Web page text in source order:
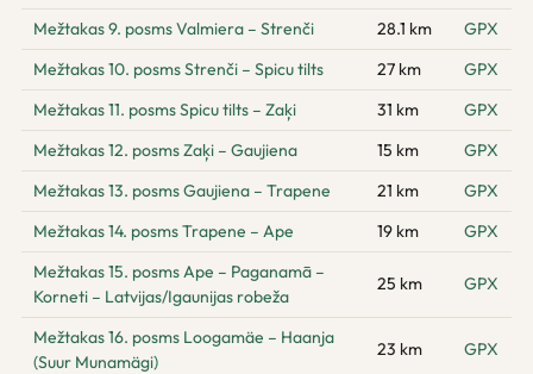
Mežtakas 9. posms Valmiera – Strenči
28.1 km
GPX
Mežtakas 10. posms Strenči – Spicu tilts
27 km
GPX
Mežtakas 11. posms Spicu tilts – Zaķi
31 km
GPX
Mežtakas 12. posms Zaķi – Gaujiena
15 km
GPX
Mežtakas 13. posms Gaujiena – Trapene
21 km
GPX
Mežtakas 14. posms Trapene – Ape
19 km
GPX
Mežtakas 15. posms Ape – Paganamā –
Korneti – Latvijas/Igaunijas robeža
25 km GPX
Mežtakas 16. posms Loogamäe – Haanja
(Suur Munamägi)
23 km GPX